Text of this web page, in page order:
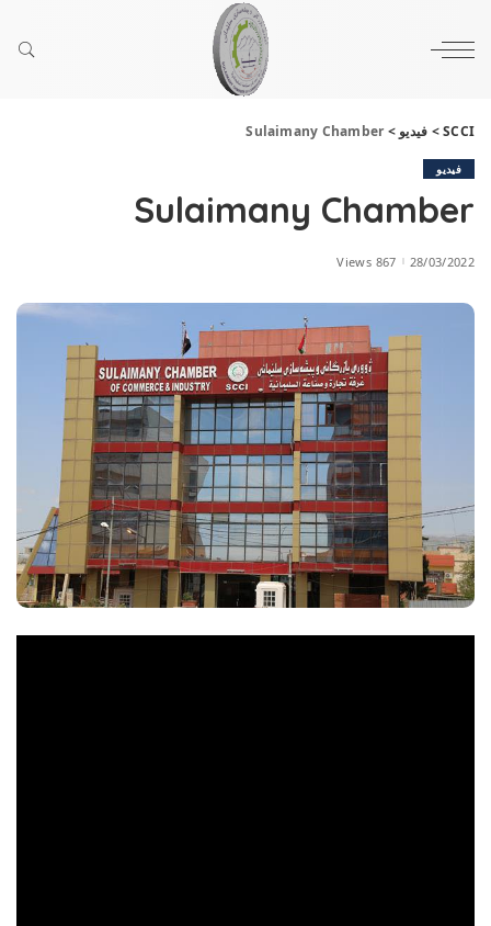
SCCI
> فيديو >
Sulaimany Chamber
فيديو
Sulaimany Chamber
28/03/2022
867 Views